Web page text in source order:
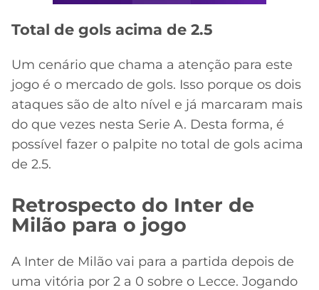
Total de gols acima de 2.5
Um cenário que chama a atenção para este
jogo é o mercado de gols. Isso porque os dois
ataques são de alto nível e já marcaram mais
do que vezes nesta Serie A. Desta forma, é
possível fazer o palpite no total de gols acima
de 2.5.
Retrospecto do Inter de
Milão para o jogo
A Inter de Milão vai para a partida depois de
uma vitória por 2 a 0 sobre o Lecce. Jogando